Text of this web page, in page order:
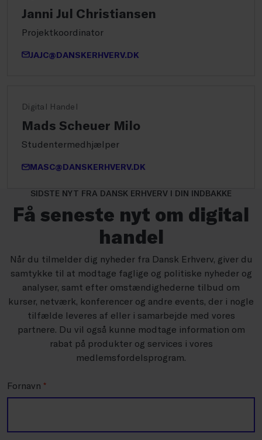
Janni Jul Christiansen
Projektkoordinator
JAJC@DANSKERHVERV.DK
Digital Handel
Mads Scheuer Milo
Studentermedhjælper
MASC@DANSKERHVERV.DK
SIDSTE NYT FRA DANSK ERHVERV I DIN INDBAKKE
Få seneste nyt om digital
handel
Når du tilmelder dig nyheder fra Dansk Erhverv, giver du
samtykke til at modtage faglige og politiske nyheder og
analyser, samt efter omstændighederne tilbud om
kurser, netværk, konferencer og andre events, der i nogle
tilfælde leveres af eller i samarbejde med vores
partnere. Du vil også kunne modtage information om
rabat på produkter og services i vores
medlemsfordelsprogram.
Fornavn *